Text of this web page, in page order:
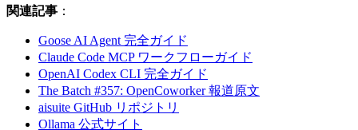
関連記事 ：
Goose AI Agent 完全ガイド
Claude Code MCP ワークフローガイド
OpenAI Codex CLI 完全ガイド
The Batch #357: OpenCoworker 報道原文
aisuite GitHub リポジトリ
Ollama 公式サイト